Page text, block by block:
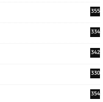
355
334
342
330
354